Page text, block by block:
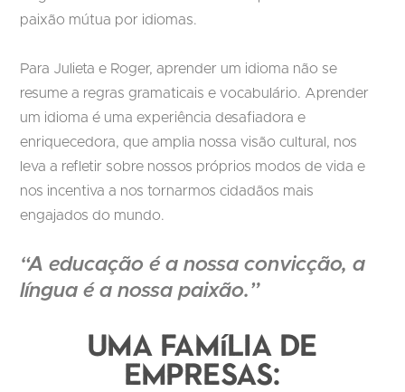
paixão mútua por idiomas.
Para Julieta e Roger, aprender um idioma não se
resume a regras gramaticais e vocabulário. Aprender
um idioma é uma experiência desafiadora e
enriquecedora, que amplia nossa visão cultural, nos
leva a refletir sobre nossos próprios modos de vida e
nos incentiva a nos tornarmos cidadãos mais
engajados do mundo.
“A educação é a nossa convicção, a
língua é a nossa paixão.”
Uma família de
empresas: